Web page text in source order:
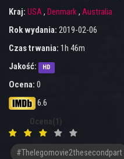
Kraj: USA, Denmark, Australia
Rok wydania: 2019-02-06
Czas trwania: 1h 46m
Jakość:
HD
Ocena: 0
6.6
Ocena(1)
#thelegomovie2thesecondpart